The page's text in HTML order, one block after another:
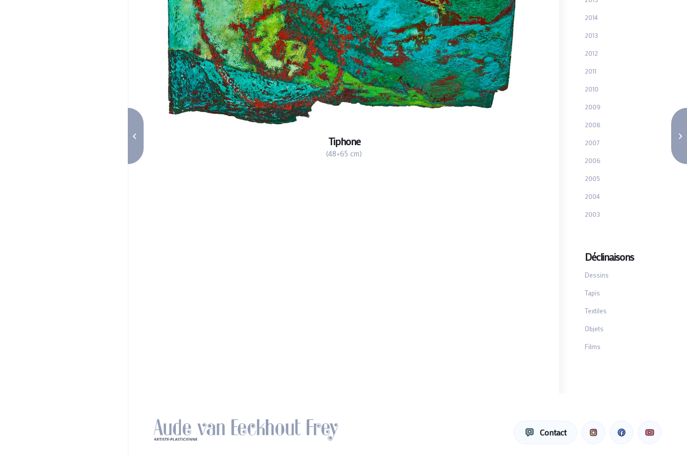
Tiphone
(48×65 cm)
2014
2013
2012
2011
2010
2009
2008
2007
2006
2005
2004
2003
Déclinaisons
Dessins
Tapis
Textiles
Objets
Films
Contact